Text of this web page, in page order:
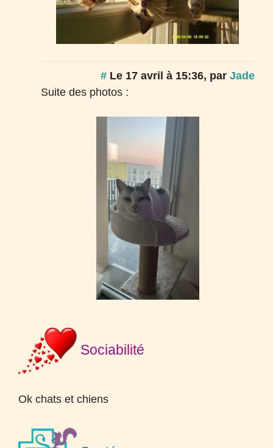
# Le 17 avril à 15:36, par Jade
Suite des photos :
Sociabilité
Ok chats et chiens